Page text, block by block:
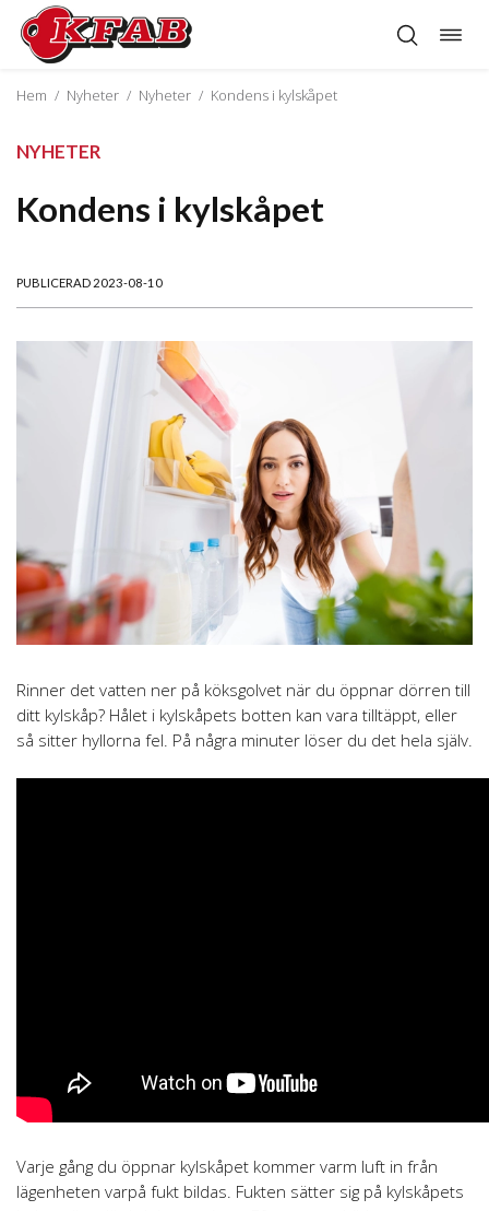
Hoppa
innehåll
Hem / Nyheter / Nyheter / Kondens i kylskåpet
NYHETER
Kondens i kylskåpet
PUBLICERAD 2023-08-10
Rinner det vatten ner på köksgolvet när du öppnar dörren till
ditt kylskåp? Hålet i kylskåpets botten kan vara tilltäppt, eller
så sitter hyllorna fel. På några minuter löser du det hela själv.
Varje gång du öppnar kylskåpet kommer varm luft in från
lägenheten varpå fukt bildas. Fukten sätter sig på kylskåpets